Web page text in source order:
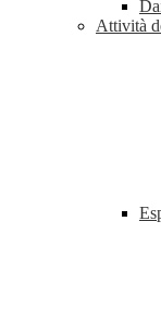
Attività